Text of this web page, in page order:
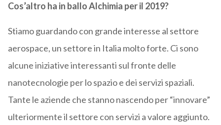
Cos’altro ha in ballo Alchimia per il 2019?
Stiamo guardando con grande interesse al settore
aerospace, un settore in Italia molto forte. Ci sono
alcune iniziative interessanti sul fronte delle
nanotecnologie per lo spazio e dei servizi spaziali.
Tante le aziende che stanno nascendo per “innovare”
ulteriormente il settore con servizi a valore aggiunto.